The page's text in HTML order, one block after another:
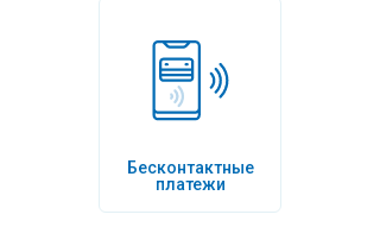
Бесконтактные
платежи